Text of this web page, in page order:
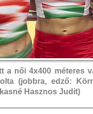
a női 4x400 méteres
(jobbra, edző:
Hasznos Judit)